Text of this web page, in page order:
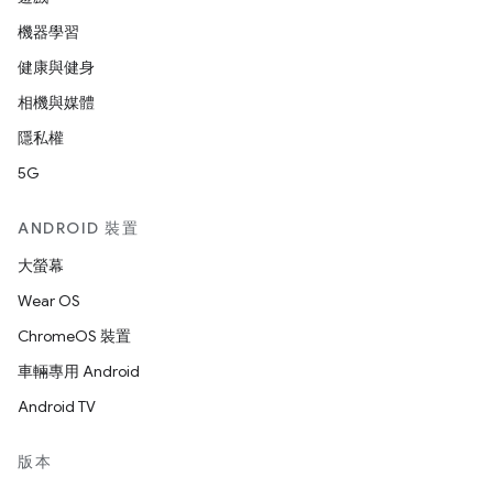
機器學習
健康與健身
相機與媒體
隱私權
5G
ANDROID 裝置
大螢幕
Wear OS
ChromeOS 裝置
車輛專用 Android
Android TV
版本